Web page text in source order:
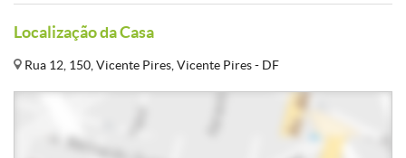
Localização da Casa
Rua 12, 150, Vicente Pires, Vicente Pires - DF